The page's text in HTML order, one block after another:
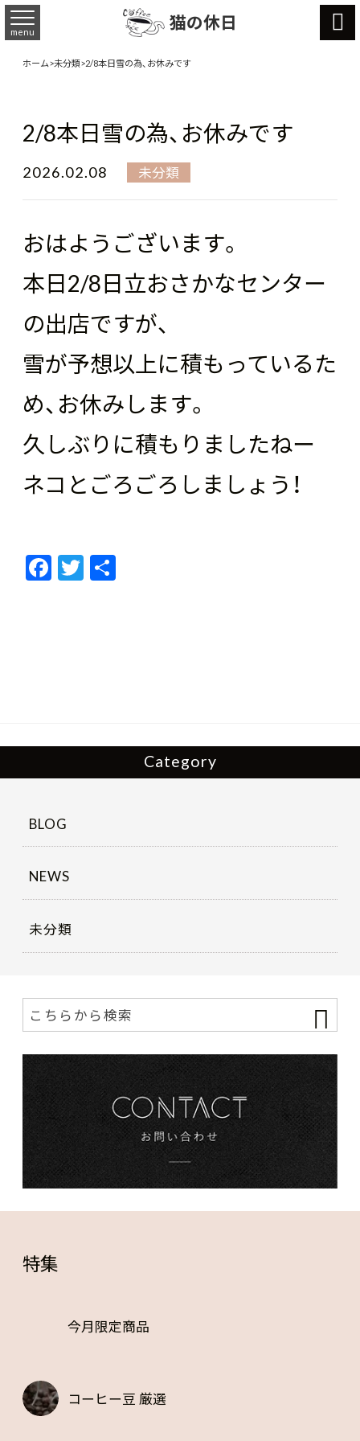
猫の休日
menu 
ホーム>未分類>2/8本日雪の為、お休みです
2/8本日雪の為、お休みです
2026.02.08 未分類
おはようございます。
本日2/8日立おさかなセンター
の出店ですが、
雪が予想以上に積もっているた
め、お休みします。
久しぶりに積もりましたねー
ネコとごろごろしましょう！
F
ac
T
w
Category
BLOG
NEWS
未分類
特集
今月限定商品
コーヒー豆 厳選